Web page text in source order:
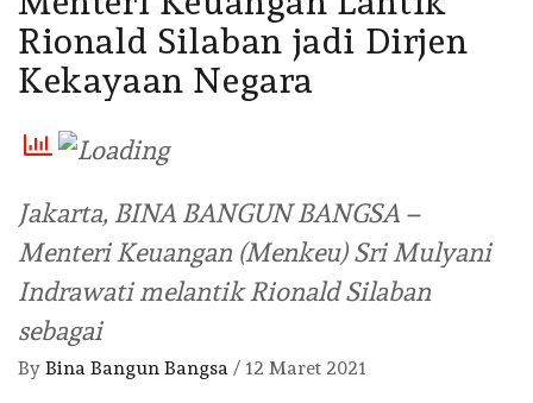
Rionald Silaban jadi Dirjen
Kekayaan Negara
Jakarta, BINA BANGUN BANGSA –
Menteri Keuangan (Menkeu) Sri Mulyani
Indrawati melantik Rionald Silaban
sebagai
By Bina Bangun Bangsa / 12 Maret 2021